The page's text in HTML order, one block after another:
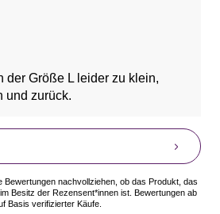
was mich sehr freut, da ich
bereits auf die BH-Größe
haben ist auch doof, und dann
zu klein tragen ist auch keine
auch M im Schrank und kann
feststellen...
der Größe L leider zu klein,
und zurück.
Bewertungen nachvollziehen, ob das Produkt, das
Besitz der Rezensent*innen ist. Bewertungen ab
Basis verifizierter Käufe.